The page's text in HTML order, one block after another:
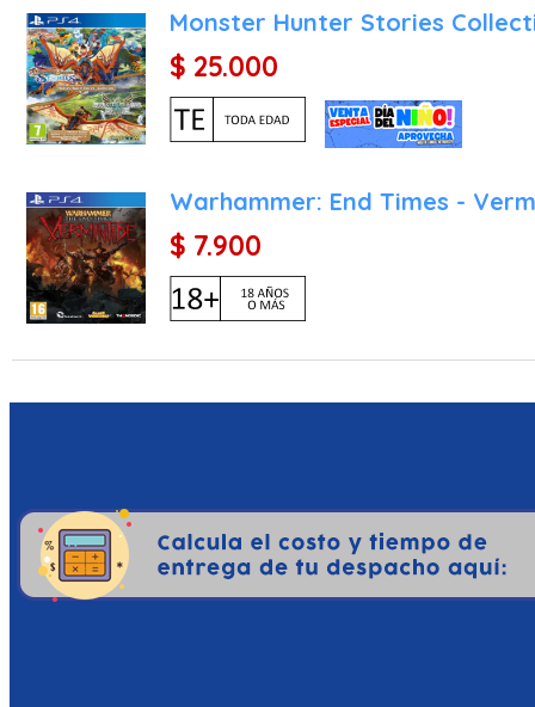
Monster Hunter Stories
$ 25.000
Warhammer: End Times -
$ 7.900